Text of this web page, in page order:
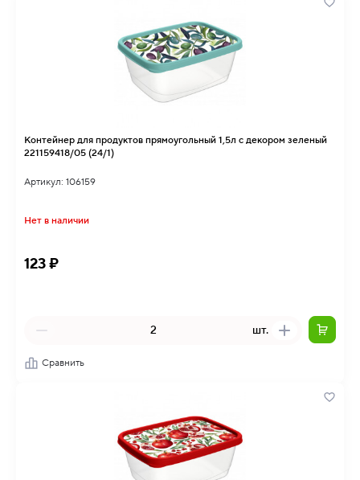
Контейнер для продуктов прямоугольный 1,5л с декором зеленый
221159418/05 (24/1)
Артикул: 106159
Нет в наличии
123 ₽
шт.
Сравнить